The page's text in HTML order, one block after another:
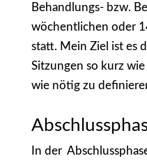
Behandlungs- bzw.
wöchentlichen oder
statt. Mein Ziel ist es
Sitzungen so kurz
wie nötig zu
In der